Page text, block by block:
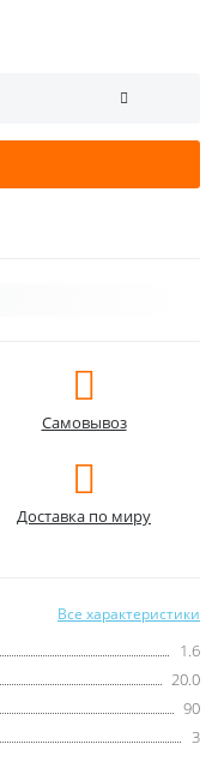
Самовывоз
Доставка по миру
Все характеристики
1.6
20.0
90
3